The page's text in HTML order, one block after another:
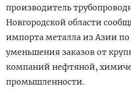
производитель
Новгородской области
импорта металла из Азии
уменьшения заказов от
компаний нефтяной,
промышленности.